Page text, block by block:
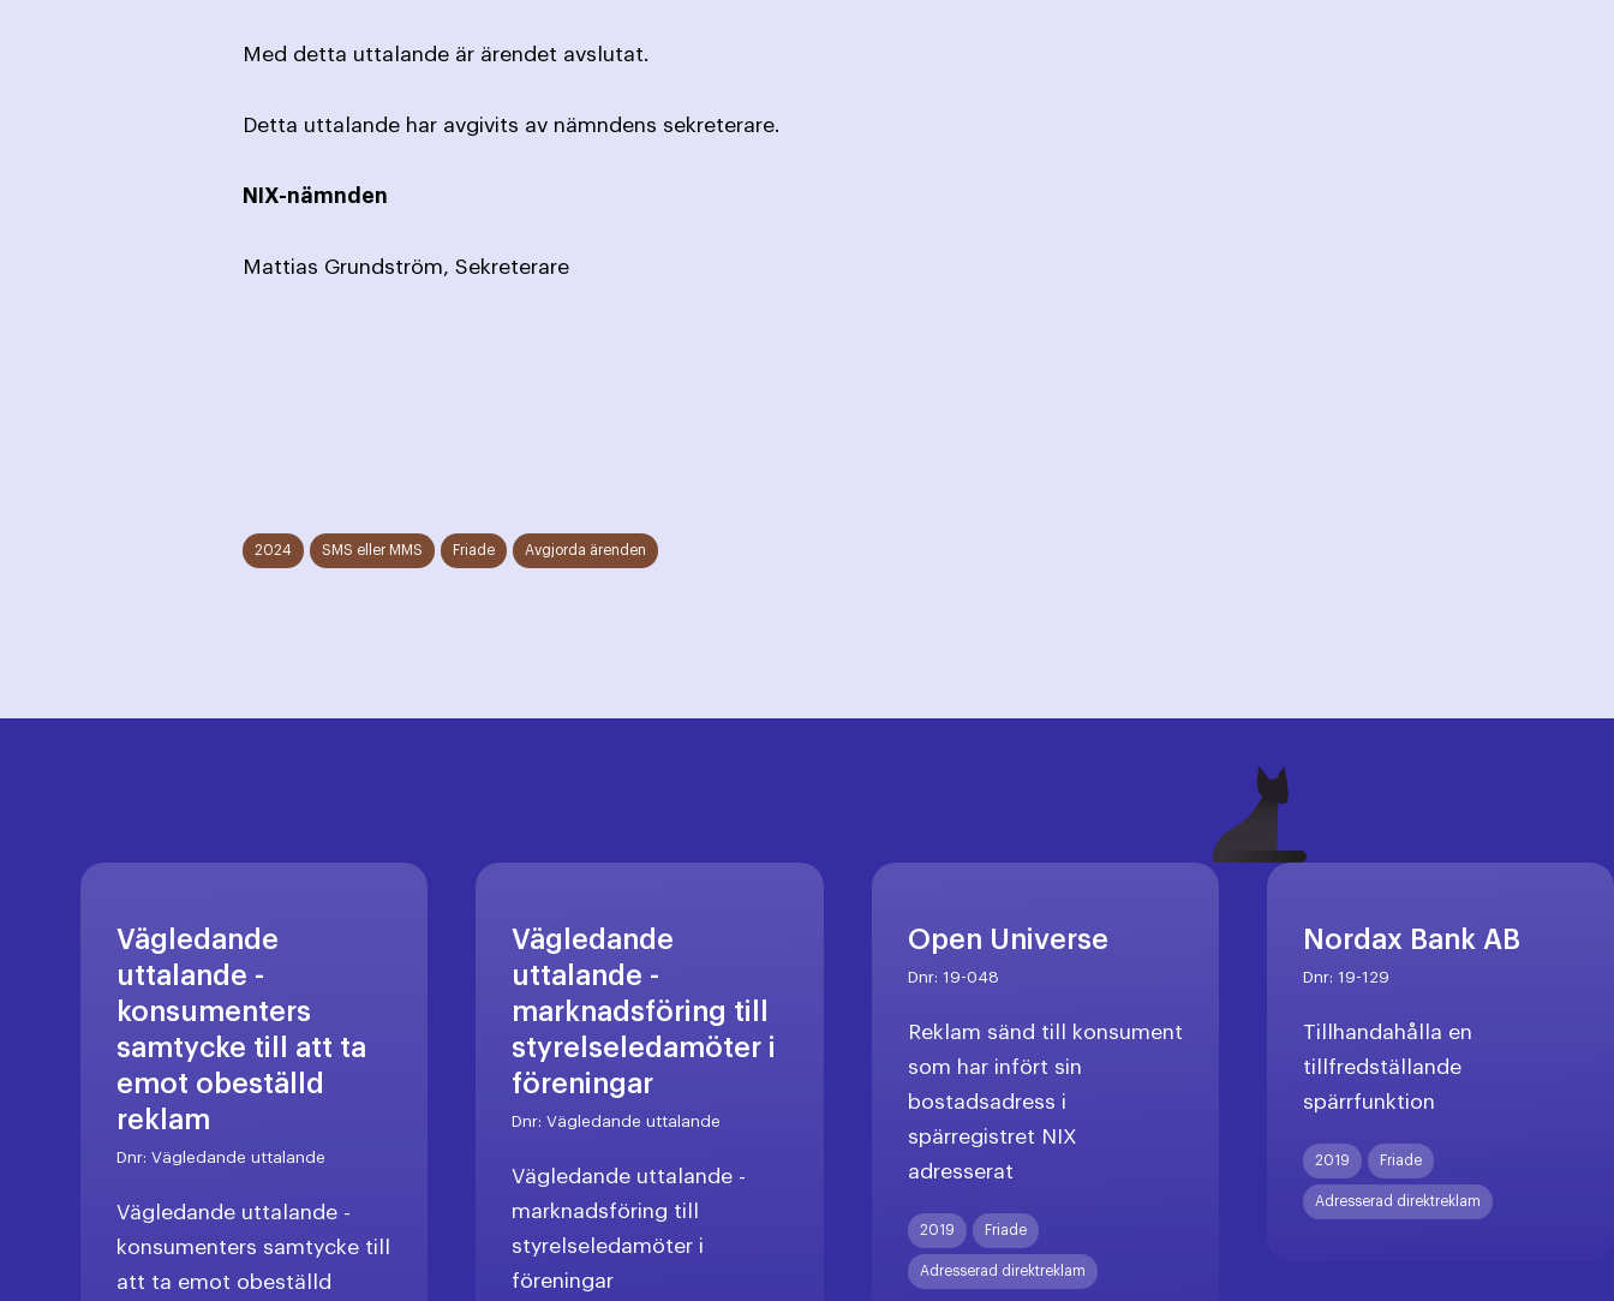
Med detta uttalande är ärendet avslutat.
Detta uttalande har avgivits av nämndens sekreterare.
NIX-nämnden
Mattias Grundström, Sekreterare
2024 SMS eller MMS Friade Avgjorda ärenden
Vägledande
uttalande -
konsumenters
samtycke till att ta
emot obeställd
reklam
Dnr:Vägledande uttalande
Vägledande uttalande -
konsumenters samtycke till
att ta emot obeställd
Vägledande
uttalande -
marknadsföring till
styrelseledamöter i
föreningar
Dnr:Vägledande uttalande
Vägledande uttalande -
marknadsföring till
styrelseledamöter i
föreningar
Open Universe
Dnr: 19-048
Reklam sänd till konsument
som har infört sin
bostadsadress i
spärregistret NIX
adresserat
2019 Friade
Adresserad direktreklam
Nordax Bank AB
Dnr: 19-129
Tillhandahålla en
tillfredställande
spärrfunktion
2019 Friade
Adresserad direktreklam